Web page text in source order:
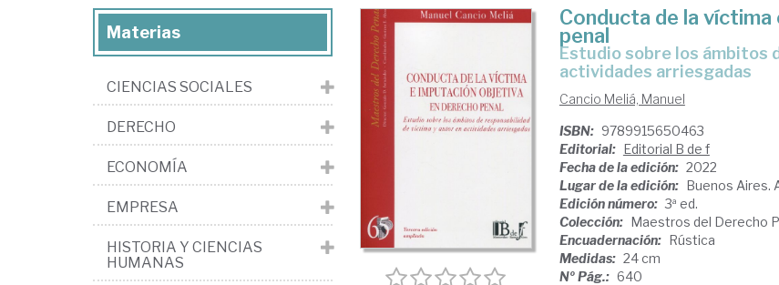
Conducta de la
penal
estudio sobre los ámbitos de responsabilidad de víctima y autor en
actividades arriesgadas
Cancio Meliá, Manuel
ISBN: 9789915650463
Editorial: Editorial B de f
Fecha de la edición: 2022
Lugar de la edición: Buenos Aires.
Edición número: 3ª ed.
Colección: Maestros del Derecho
Encuadernación: Rústica
Medidas: 24 cm
Nº Pág.: 640
Materias
CIENCIAS SOCIALES
DERECHO
ECONOMÍA
EMPRESA
HISTORIA Y CIENCIAS
HUMANAS